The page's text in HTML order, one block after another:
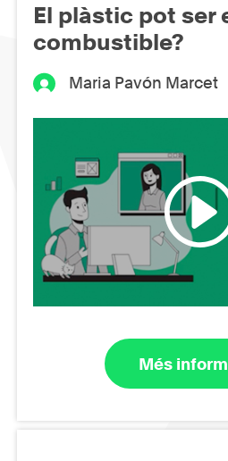
El plàstic pot ser
combustible?
Maria Pavón Marcet
Més